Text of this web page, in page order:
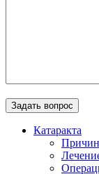
Катаракта